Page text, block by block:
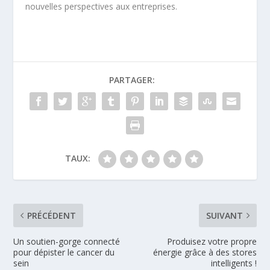
nouvelles perspectives aux entreprises.
PARTAGER:
TAUX:
PRÉCÉDENT
Un soutien-gorge connecté
pour dépister le cancer du
sein
SUIVANT
Produisez votre propre
énergie grâce à des stores
intelligents !